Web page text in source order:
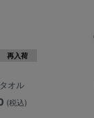
再入荷
オル
(税込)